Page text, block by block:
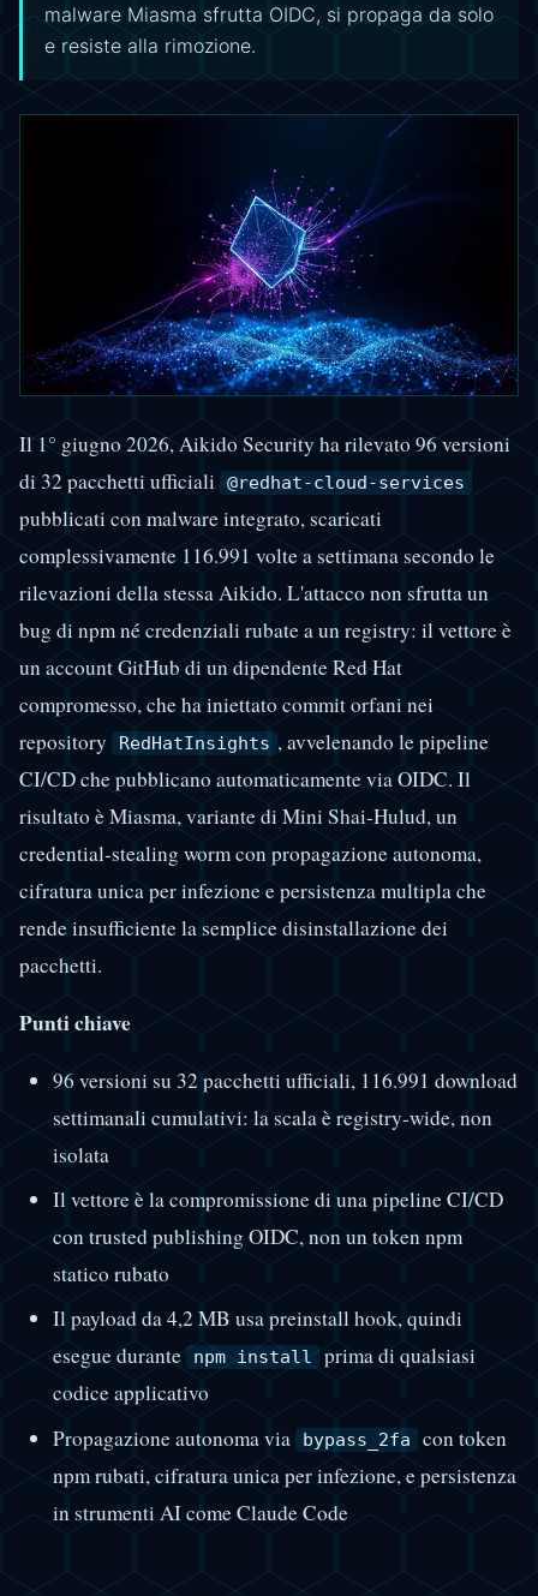
malware Miasma sfrutta OIDC, si propaga da solo
e resiste alla rimozione.
Il 1° giugno 2026, Aikido Security ha rilevato 96 versioni
di 32 pacchetti ufficiali @redhat-cloud-services
pubblicati con malware integrato, scaricati
complessivamente 116.991 volte a settimana secondo le
rilevazioni della stessa Aikido. L'attacco non sfrutta un
bug di npm né credenziali rubate a un registry: il vettore è
un account GitHub di un dipendente Red Hat
compromesso, che ha iniettato commit orfani nei
repository
RedHatInsights , avvelenando le pipeline
CI/CD che pubblicano automaticamente via OIDC. Il
risultato è Miasma, variante di Mini Shai-Hulud, un
credential-stealing worm con propagazione autonoma,
cifratura unica per infezione e persistenza multipla che
rende insufficiente la semplice disinstallazione dei
pacchetti.
Punti chiave
96 versioni su 32 pacchetti ufficiali, 116.991 download
settimanali cumulativi: la scala è registry-wide, non
isolata
Il vettore è la compromissione di una pipeline CI/CD
con trusted publishing OIDC, non un token npm
statico rubato
Il payload da 4,2 MB usa preinstall hook, quindi
esegue durante npm install prima di qualsiasi
codice applicativo
Propagazione autonoma via
bypass_2fa con token
npm rubati, cifratura unica per infezione, e persistenza
in strumenti AI come Claude Code